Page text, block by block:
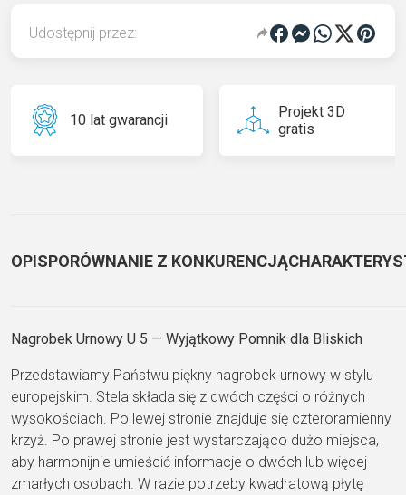
Udostępnij przez:
10 lat gwarancji
Projekt 3D
gratis
OPISPORÓWNANIE Z KONKURENCJĄ
Nagrobek Urnowy U 5 — Wyjątkowy Pomnik dla Bliskich
Przedstawiamy Państwu piękny nagrobek urnowy w stylu
europejskim. Stela składa się z dwóch części o różnych
wysokościach. Po lewej stronie znajduje się czteroramienny
krzyż. Po prawej stronie jest wystarczająco dużo miejsca,
aby harmonijnie umieścić informacje o dwóch lub więcej
zmarłych osobach. W razie potrzeby kwadratową płytę